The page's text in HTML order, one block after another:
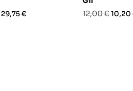
Prezzo
29,75 €
Prezzo
12,00 €10,20